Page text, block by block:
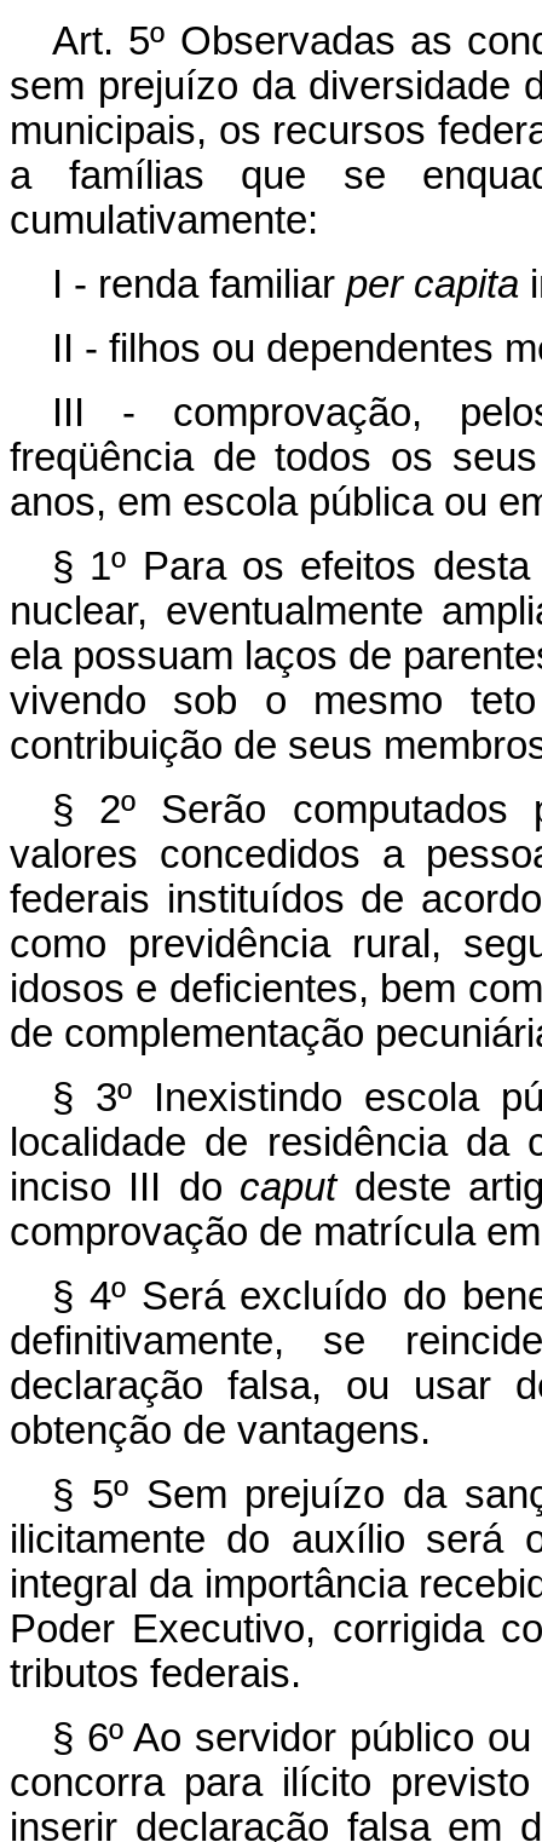
Art. 5º Observadas as
sem prejuízo da diversidade
municipais, os recursos
a famílias que se
cumulativamente:
I - renda familiar per capita
II - filhos ou dependentes
III - comprovação,
freqüência de todos os
anos, em escola pública ou
§ 1º Para os efeitos
nuclear, eventualmente
ela possuam laços de
vivendo sob o mesmo
contribuição de seus
§ 2º Serão
valores concedidos a
federais instituídos de
como previdência rural,
idosos e deficientes, bem
de complementação
§ 3º Inexistindo escola
localidade de residência
inciso III do caput deste
comprovação de matrícula
§ 4º Será excluído do
definitivamente, se
declaração falsa, ou usar
obtenção de vantagens.
§ 5º Sem prejuízo da
ilicitamente do auxílio será
integral da importância
Poder Executivo, corrigida
tributos federais.
§ 6º Ao servidor público
concorra para ilícito
inserir declaração falsa em